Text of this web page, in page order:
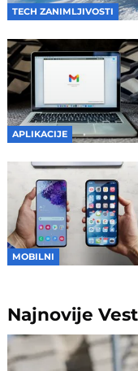
TECH ZANIMLJIVOSTI
APLIKACIJE
MOBILNI
Najnovije